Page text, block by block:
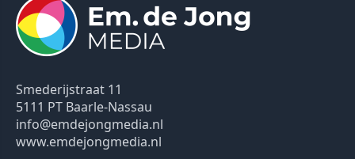
Smederijstraat 11
5111 PT Baarle-Nassau
info@emdejongmedia.nl
www.emdejongmedia.nl